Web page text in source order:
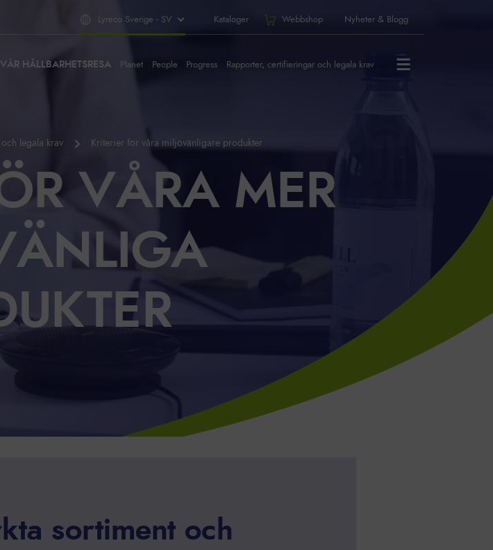
Lyreco Sverige - SV Kataloger Webbshop Nyheter & Blogg
VÅR HÅLLBARHETSRESA Planet People Progress Rapporter, certifieringar och legala krav
legala krav Kriterier för våra miljövänligare produkter
VÅRA MER
sortiment och